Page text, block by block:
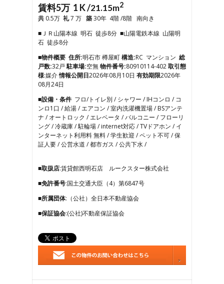
4
7
8
11
12
13
14
15
28
賃料5万 1 K /21.15m2
共 0.5万 礼7 万 築30年 4階 /8階 南向き
■ＪＲ山陽本線 明石 徒歩8分 ■山陽電鉄本線 山陽明
石 徒歩8分
■物件概要 住所:明石市 樽屋町構造:RC マンション 総
戸数:32戸駐車場:空無物件番号:80910114-402取引態
様:媒介情報公開日2026年08月10日 有効期限2026年
08月24日
■設備・条件 フロ/トイレ別 / シャワー / IHコンロ / コ
ンロ1口 / 給湯 / エアコン / 室内洗濯機置場 / BSアンテ
ナ / オートロック / エレベータ / バルコニー / フローリ
ング / 冷蔵庫 / 駐輪場 / internet対応 / TVドアホン / イ
ンターネット利用料 無料 / 学生歓迎 / ペット不可 / 保
証人要 / 公営水道 / 都市ガス / 公共下水 /
■取扱店:賃貸館西明石店 ルークスター株式会社
■免許番号:国土交通大臣（4）第6847号
■所属団体:（公社）全日本不動産協会
■保証協会:(公社)不動産保証協会